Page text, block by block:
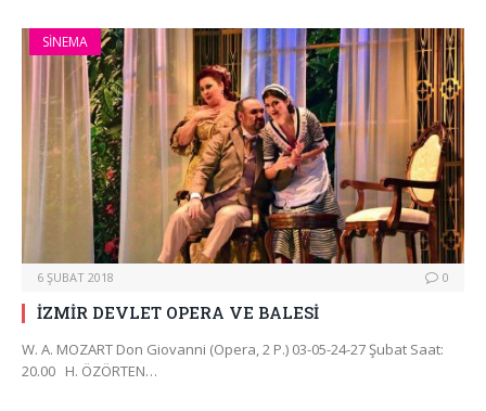
SINEMA
6 ŞUBAT 2018 0
İZMİR DEVLET OPERA VE BALESİ
W. A. MOZART Don Giovanni (Opera, 2 P.) 03-05-24-27 Şubat Saat:
20.00 H. ÖZÖRTEN…